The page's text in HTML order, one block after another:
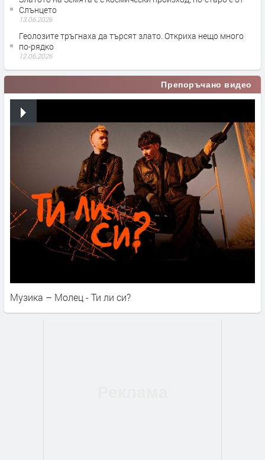
Слънцето
13.06.2026
Геолозите тръгнаха да търсят злато. Откриха нещо много
по-рядко
12.06.2026
Препоръчано видео
Музика – Молец - Ти ли си?